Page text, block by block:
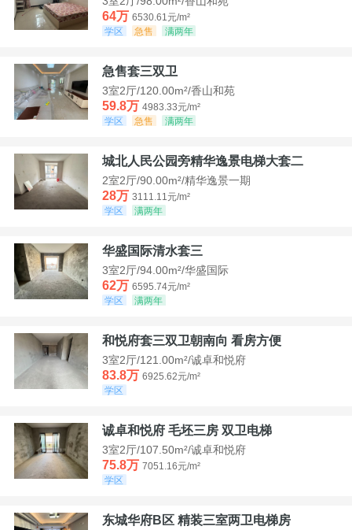
64万 6530.61元/m²
学区
急售 满两年
急售套三双卫
3室2厅/120.00m²/香山和苑
59.8万 4983.33元/m²
学区
急售 满两年
城北人民公园旁精华逸景电梯大套二
2室2厅/90.00m²/精华逸景一期
28万 3111.11元/m²
学区
满两年
华盛国际清水套三
3室2厅/94.00m²/华盛国际
62万 6595.74元/m²
学区
满两年
和悦府套三双卫朝南向 看房方便
3室2厅/121.00m²/诚卓和悦府
83.8万 6925.62元/m²
学区
诚卓和悦府 毛坯三房 双卫电梯
3室2厅/107.50m²/诚卓和悦府
75.8万 7051.16元/m²
学区
东城华府B区 精装三室两卫电梯房